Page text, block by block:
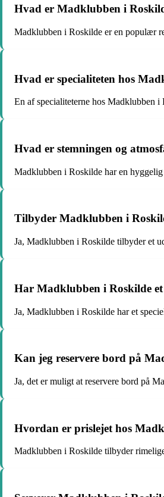
Hvad er Madklubben i
Madklubben i Roskilde er en populær
Hvad er specialiteten hos
En af specialiteterne hos Madklubben i
Hvad er stemningen og
Madklubben i Roskilde har en
Tilbyder Madklubben i
Ja, Madklubben i Roskilde tilbyder et
Har Madklubben i Roskilde
Ja, Madklubben i Roskilde har et
Kan jeg reservere bord på
Ja, det er muligt at reservere bord på
Hvordan er prislejet hos
Madklubben i Roskilde tilbyder